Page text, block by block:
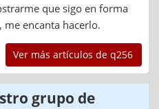
que sigo en forma
encanta hacerlo.
Ver más artículos de q256
grupo de